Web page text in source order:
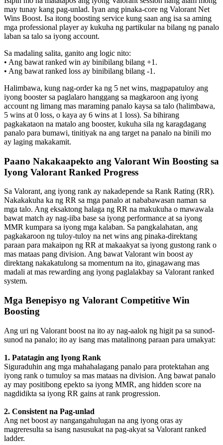
may tunay kang pag-unlad. Iyan ang pinaka-core ng Valorant Net
Wins Boost. Isa itong boosting service kung saan ang isa sa aming
mga professional player ay kukuha ng partikular na bilang ng panalo
laban sa talo sa iyong account.
Sa madaling salita, ganito ang logic nito:
• Ang bawat ranked win ay binibilang bilang +1.
• Ang bawat ranked loss ay binibilang bilang -1.
Halimbawa, kung nag-order ka ng 5 net wins, magpapatuloy ang
iyong booster sa paglalaro hanggang sa magkaroon ang iyong
account ng limang mas maraming panalo kaysa sa talo (halimbawa,
5 wins at 0 loss, o kaya ay 6 wins at 1 loss). Sa bihirang
pagkakataon na matalo ang booster, kukuha sila ng karagdagang
panalo para bumawi, tinitiyak na ang target na panalo na binili mo
ay laging makakamit.
Paano Nakakaapekto ang Valorant Win Boosting sa
Iyong Valorant Ranked Progress
Sa Valorant, ang iyong rank ay nakadepende sa Rank Rating (RR).
Nakakakuha ka ng RR sa mga panalo at nababawasan naman sa
mga talo. Ang eksaktong halaga ng RR na makukuha o mawawala
bawat match ay nag-iiba base sa iyong performance at sa iyong
MMR kumpara sa iyong mga kalaban. Sa pangkalahatan, ang
pagkakaroon ng tuloy-tuloy na net wins ang pinaka-direktang
paraan para makaipon ng RR at makaakyat sa iyong gustong rank o
mas mataas pang division. Ang bawat Valorant win boost ay
direktang nakakatulong sa momentum na ito, ginagawang mas
madali at mas rewarding ang iyong paglalakbay sa Valorant ranked
system.
Mga Benepisyo ng Valorant Competitive Win
Boosting
Ang uri ng Valorant boost na ito ay nag-aalok ng higit pa sa sunod-
sunod na panalo; ito ay isang mas matalinong paraan para umakyat:
1. Patatagin ang Iyong Rank
Siguraduhin ang mga mahahalagang panalo para protektahan ang
iyong rank o tumuloy sa mas mataas na division. Ang bawat panalo
ay may positibong epekto sa iyong MMR, ang hidden score na
nagdidikta sa iyong RR gains at rank progression.
2. Consistent na Pag-unlad
Ang net boost ay nangangahulugan na ang iyong oras ay
magreresulta sa isang nasusukat na pag-akyat sa Valorant ranked
ladder.